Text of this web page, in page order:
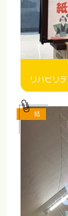
リハビリ
結